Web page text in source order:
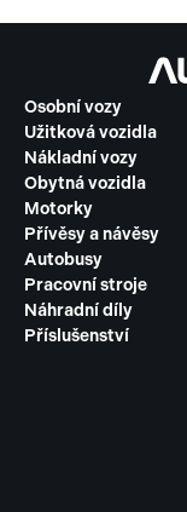
Osobní vozy
Užitková vozidla
Nákladní vozy
Obytná vozidla
Motorky
Přívěsy a návěsy
Autobusy
Pracovní stroje
Náhradní díly
Příslušenství